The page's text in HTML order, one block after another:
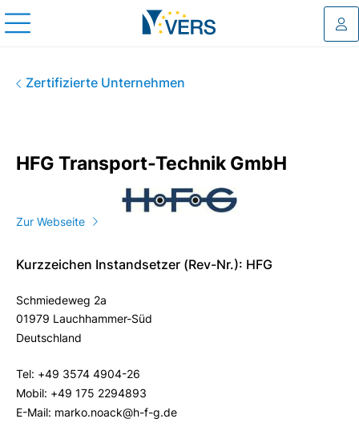
Zertifizierte Unternehmen
HFG Transport-Technik GmbH
HFG Transport-Technik GmbH
Zur Webseite
Kurzzeichen Instandsetzer (Rev-Nr.): HFG
Schmiedeweg 2a
01979 Lauchhammer-Süd
Deutschland
Tel: +49 3574 4904-26
Mobil: +49 175 2294893
E-Mail: marko.noack@h-f-g.de